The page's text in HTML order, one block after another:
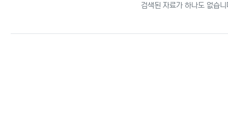
검색된 자료가 하나도 없습